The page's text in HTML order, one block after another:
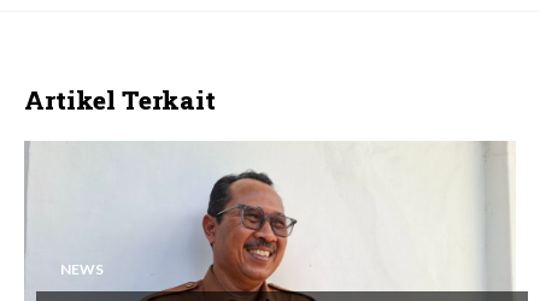
Artikel Terkait
NEWS